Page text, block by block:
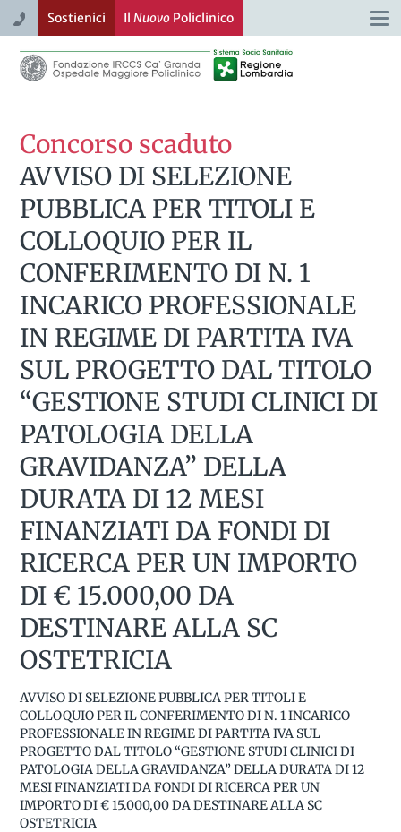
Sostienici Il NuovoPoliclinico
Concorso scaduto
AVVISO DI SELEZIONE
PUBBLICA PER TITOLI E
COLLOQUIO PER IL
CONFERIMENTO DI N. 1
INCARICO PROFESSIONALE
IN REGIME DI PARTITA IVA
SUL PROGETTO DAL TITOLO
“GESTIONE STUDI CLINICI DI
PATOLOGIA DELLA
GRAVIDANZA” DELLA
DURATA DI 12 MESI
FINANZIATI DA FONDI DI
RICERCA PER UN IMPORTO
DI € 15.000,00 DA
DESTINARE ALLA SC
OSTETRICIA
AVVISO DI SELEZIONE PUBBLICA PER TITOLI E
COLLOQUIO PER IL CONFERIMENTO DI N. 1 INCARICO
PROFESSIONALE IN REGIME DI PARTITA IVA SUL
PROGETTO DAL TITOLO “GESTIONE STUDI CLINICI DI
PATOLOGIA DELLA GRAVIDANZA” DELLA DURATA DI 12
MESI FINANZIATI DA FONDI DI RICERCA PER UN
IMPORTO DI € 15.000,00 DA DESTINARE ALLA SC
OSTETRICIA